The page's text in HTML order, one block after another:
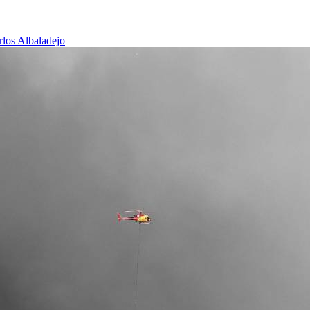
Albaladejo